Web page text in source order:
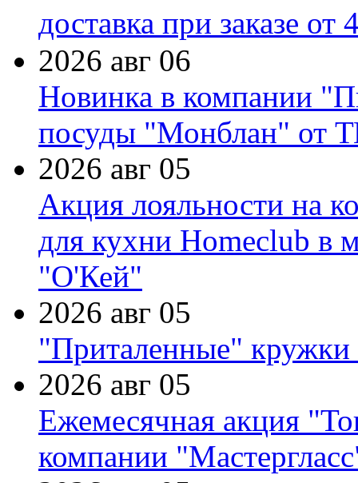
доставка при заказе от
2026 авг 06
Новинка в компании
посуды "Монблан" от
2026 авг 05
Акция лояльности на
для кухни Homeclub в
"О'Кей"
2026 авг 05
"Приталенные" кружки
2026 авг 05
Ежемесячная акция
компании